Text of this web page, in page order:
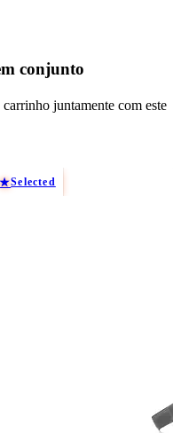
conjunto
juntamente com este
Selected